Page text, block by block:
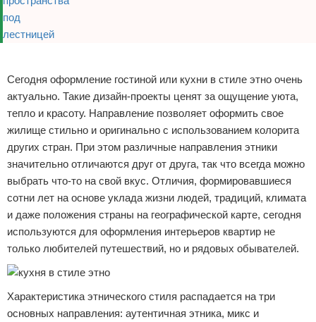
Сегодня оформление гостиной или кухни в стиле этно очень
актуально. Такие дизайн-проекты ценят за ощущение уюта,
тепло и красоту. Направление позволяет оформить свое
жилище стильно и оригинально с использованием колорита
других стран. При этом различные направления этники
значительно отличаются друг от друга, так что всегда можно
выбрать что-то на свой вкус. Отличия, формировавшиеся
сотни лет на основе уклада жизни людей, традиций, климата
и даже положения страны на географической карте, сегодня
используются для оформления интерьеров квартир не
только любителей путешествий, но и рядовых обывателей.
Характеристика этнического стиля распадается на три
основных направления: аутентичная этника, микс и